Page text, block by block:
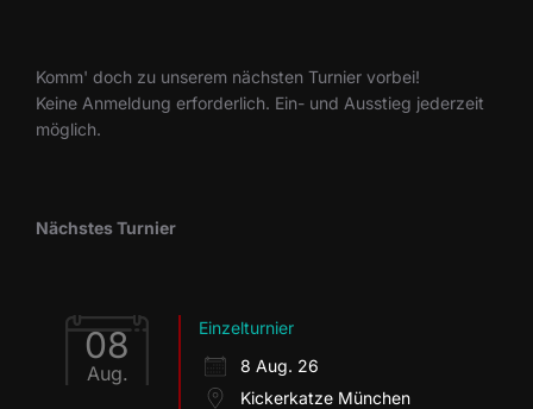
Komm' doch zu unserem nächsten Turnier vorbei!
Keine Anmeldung erforderlich. Ein- und Ausstieg jederzeit
möglich.
Nächstes Turnier
08
Aug.
Einzelturnier
8 Aug. 26
Kickerkatze München